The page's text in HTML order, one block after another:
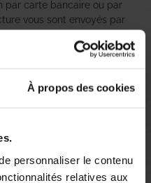
À propos des cookies
personnaliser le contenu
relatives aux
par carte bancaire ou par
vous sont envoyés par
de votre expérience